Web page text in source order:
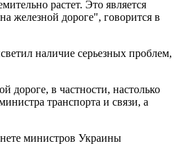
растет. Это является
железной дороге", говорится в
наличие серьезных проблем,
дороге, в частности, настолько
транспорта и связи, а
министров Украины